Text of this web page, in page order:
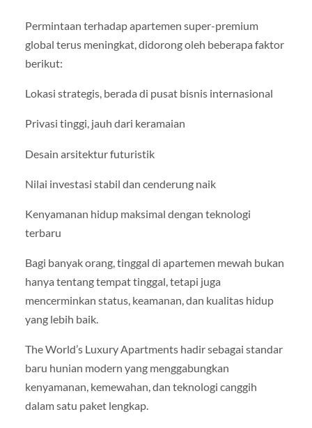
Permintaan terhadap apartemen super-premium
global terus meningkat, didorong oleh beberapa faktor
berikut:
Lokasi strategis, berada di pusat bisnis internasional
Privasi tinggi, jauh dari keramaian
Desain arsitektur futuristik
Nilai investasi stabil dan cenderung naik
Kenyamanan hidup maksimal dengan teknologi
terbaru
Bagi banyak orang, tinggal di apartemen mewah bukan
hanya tentang tempat tinggal, tetapi juga
mencerminkan status, keamanan, dan kualitas hidup
yang lebih baik.
The World’s Luxury Apartments hadir sebagai standar
baru hunian modern yang menggabungkan
kenyamanan, kemewahan, dan teknologi canggih
dalam satu paket lengkap.